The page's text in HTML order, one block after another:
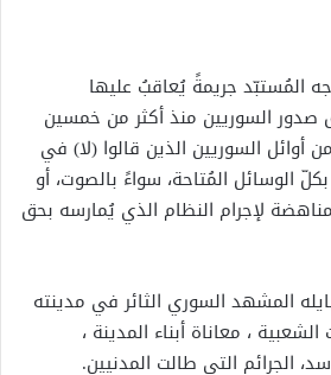
المُستبّد جريمةً يُعاقبُ عليها
صدور السوريين منذ أكثر من خمسين
أوائل السوريين الذين قالوا (لا) في
الوسائل المُتاحة، سواءً بالصوت، أو
لإجرام النظام الذي يُمارسه بحق
المشهد السوري الثائر في مدينته
، معاناة أبناء المدينة ،
الجرائم التي طالت المدنيين.